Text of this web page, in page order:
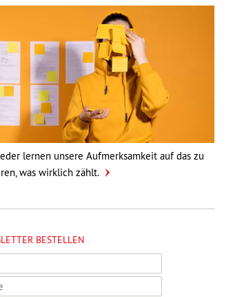
lernen unsere Aufmerksamkeit auf das zu
was wirklich zählt.
BESTELLEN